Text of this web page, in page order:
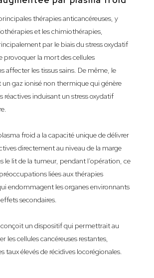
thérapies anticancéreuses, y
et les chimiothérapies,
par le biais du stress oxydatif
provoquer la mort des cellules
affecter les tissus sains. De même, le
un gaz ionisé non thermique qui génère
réactives induisant un stress oxydatif
froid a la capacité unique de délivrer
directement au niveau de la marge
le lit de la tumeur, pendant l’opération, ce
liées aux thérapies
endommagent les organes environnants
secondaires.
conçoit un dispositif qui permettrait au
les cellules cancéreuses restantes,
taux élevés de récidives locorégionales.